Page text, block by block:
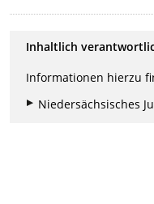
Inhaltlich
Informationen hierzu
Niedersächsisches